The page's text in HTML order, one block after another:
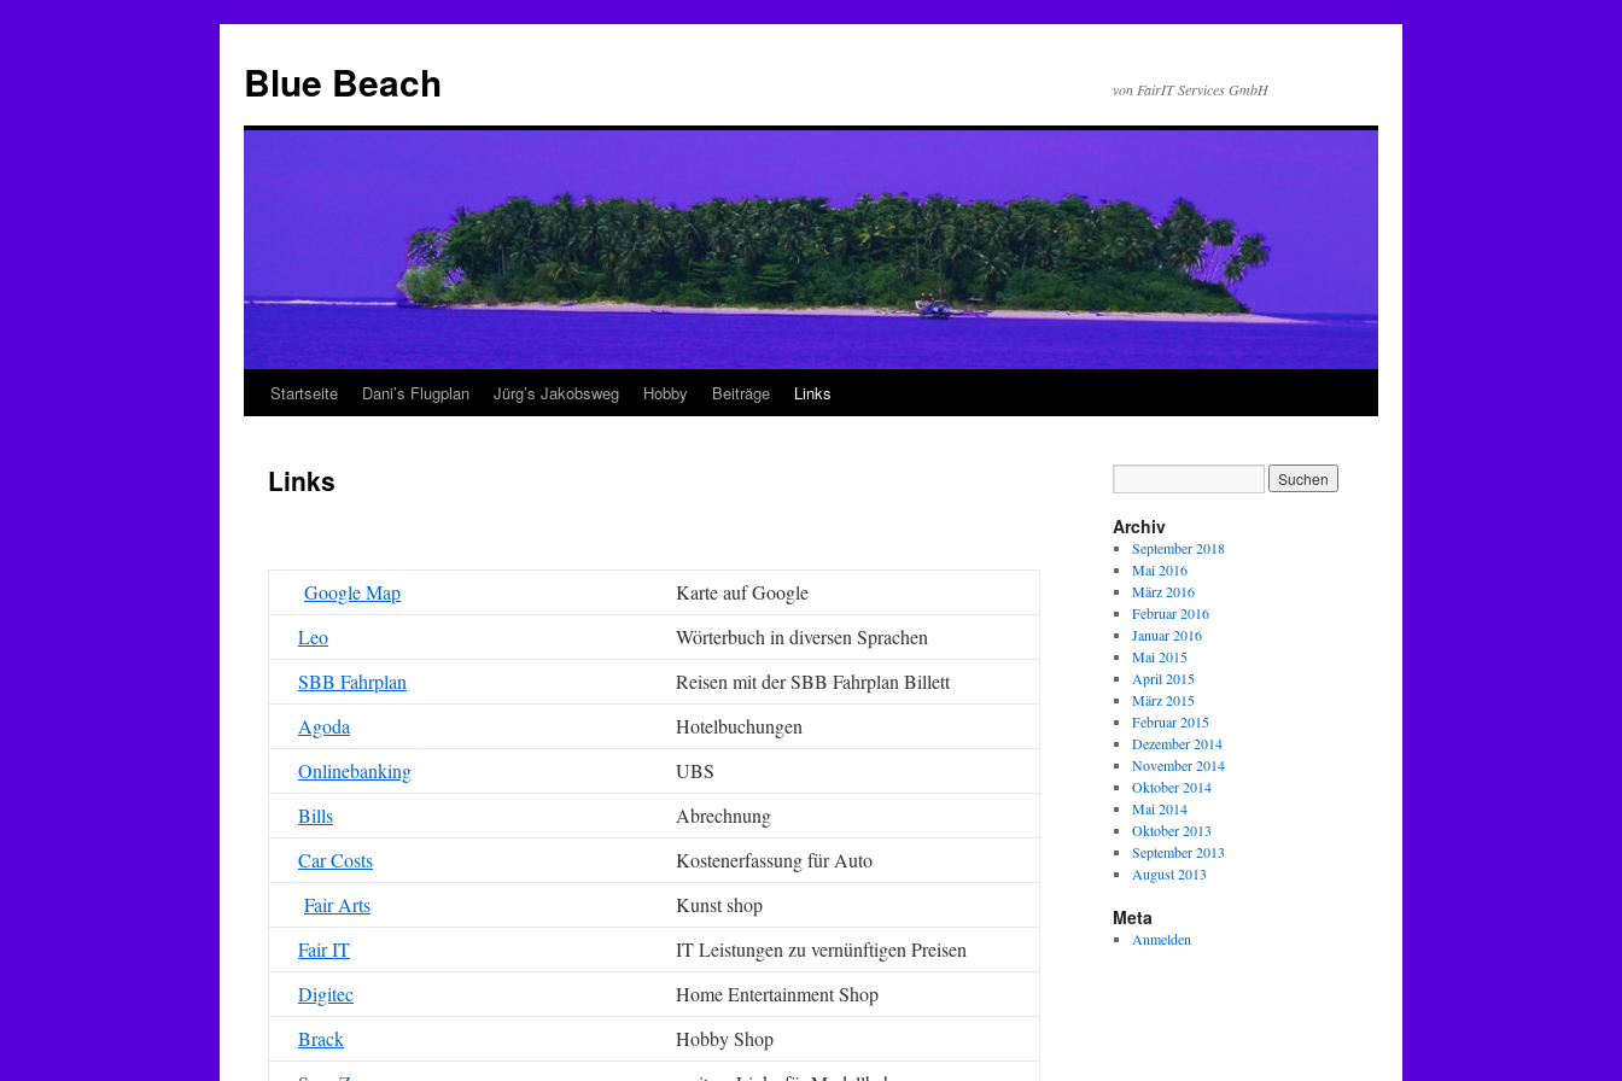
springen
Blue Beach von FairIT Services GmbH
Startseite Dani’s Flugplan Jürg’s Jakobsweg Hobby Beiträge Links
Links
Google Map
Karte auf Google
Leo
Wörterbuch in diversen Sprachen
SBB Fahrplan
Reisen mit der SBB Fahrplan Billett
Agoda
Hotelbuchungen
Onlinebanking
UBS
Bills
Abrechnung
Car Costs
Kostenerfassung für Auto
Fair Arts
Kunst shop
Fair IT
IT Leistungen zu vernünftigen Preisen
Digitec
Home Entertainment Shop
Brack
Hobby Shop
Archiv
September 2018
Mai 2016
März 2016
Februar 2016
Januar 2016
Mai 2015
April 2015
März 2015
Februar 2015
Dezember 2014
November 2014
Oktober 2014
Mai 2014
Oktober 2013
September 2013
August 2013
Meta
Anmelden